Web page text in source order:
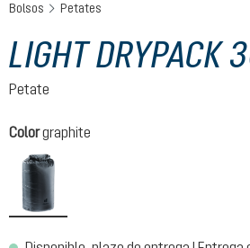
Bolsos Petates
LIGHT DRYPACK
Petate
Seleccione
Colorgraphite
graphite